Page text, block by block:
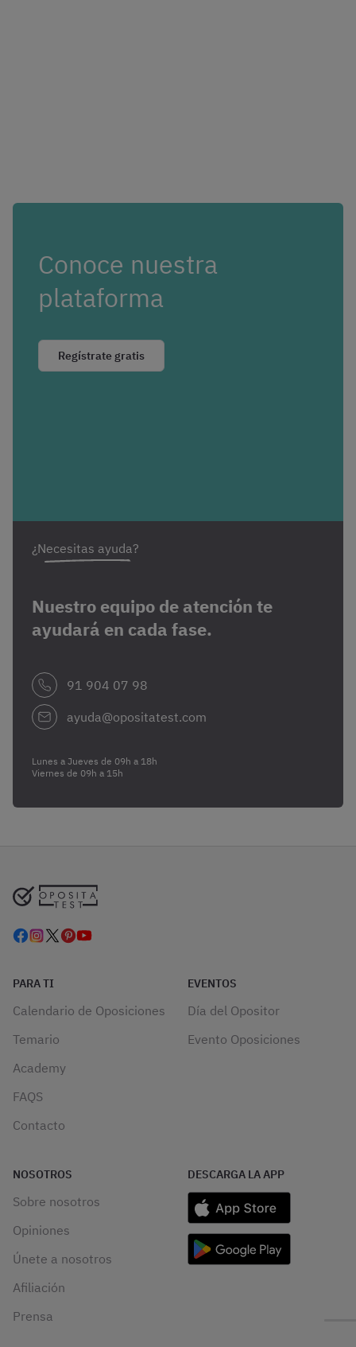
Conoce nuestra
plataforma
Regístrate gratis
¿Necesitas ayuda?
Nuestro equipo de atención te
ayudará en cada fase.
91 904 07 98
ayuda@opositatest.com
Lunes a Jueves de 09h a 18h
Viernes de 09h a 15h